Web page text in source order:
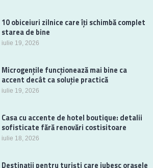
10 obiceiuri zilnice care îți schimbă complet
starea de bine
iulie 19, 2026
Microgențile funcționează mai bine ca
accent decât ca soluție practică
iulie 19, 2026
Casa cu accente de hotel boutique: detalii
sofisticate fără renovări costisitoare
iulie 18, 2026
Destinații pentru turiști care iubesc orașele